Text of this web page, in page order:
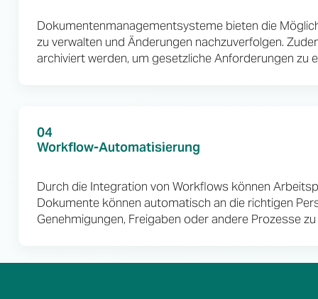
Dokumentenmanagementsysteme bieten die
zu verwalten und Änderungen nachzuverfolgen.
archiviert werden, um gesetzliche Anforderungen zu
04
Workflow-Automatisierung
Durch die Integration von Workflows können
Dokumente können automatisch an die richtigen
Genehmigungen, Freigaben oder andere Prozesse